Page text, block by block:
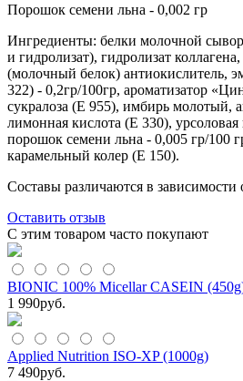
Порошок семени льна - 0,002 гр
Ингредиенты: белки молочной
и гидролизат), гидролизат
(молочный белок) антиокислитель,
322) - 0,2гр/100гр, ароматизатор
сукралоза (E 955), имбирь молотый,
лимонная кислота (E 330), урсоловая
порошок семени льна - 0,005 гр/100
карамельный колер (E 150).
Составы различаются в зависимости
Оставить отзыв
С этим товаром часто покупают
BIONIC 100% Micellar CASEIN
1 990руб.
Applied Nutrition ISO-XP (1000g)
7 490руб.